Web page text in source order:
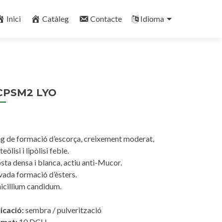
Inici Catàleg Contacte Idioma
LYO
de formació d’escorça, creixement moderat,
i lipòlisi feble.
densa i blanca, actiu anti-Mucor.
formació d’èsters.
candidum.
sembra / pulverització